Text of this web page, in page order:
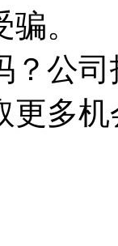
。
？公
更多